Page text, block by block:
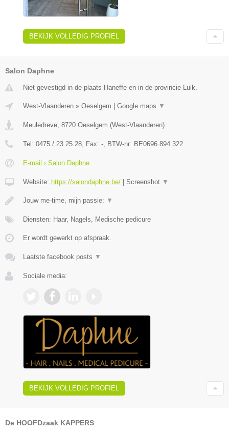
BEKIJK VOLLEDIG PROFIEL
Salon Daphne
Niet gevestigd in de plaats Haneffe en in de provincie Luik.
West-Vlaanderen » Oeselgem Google maps ▼
Meuledreve, 8720 Oeselgem (West-Vlaanderen)
Tel: 0475 / 23.25.28, Fax: -, BTW-nr: BE0696.894.322
E-mail › Salon Daphne
Website: https://salondaphne.be/ Screenshot ▼
Jouw me-time, mijn passie: ▼
Diensten: Haar, Nagels, Medische pedicure
Er wordt gewerkt op afspraak.
Laatste facebook posts ▼
Sociale media:
BEKIJK VOLLEDIG PROFIEL
De HOOFDzaak KAPPERS